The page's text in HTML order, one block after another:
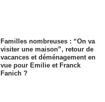
Familles nombreuses : “On va
visiter une maison”, retour de
vacances et déménagement en
vue pour Emilie et Franck
Fanich ?